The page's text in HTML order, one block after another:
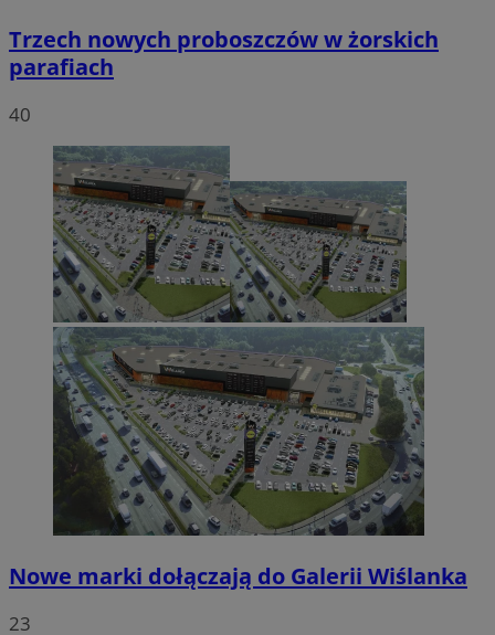
Trzech nowych proboszczów w żorskich
parafiach
40
Nowe marki dołączają do Galerii Wiślanka
23